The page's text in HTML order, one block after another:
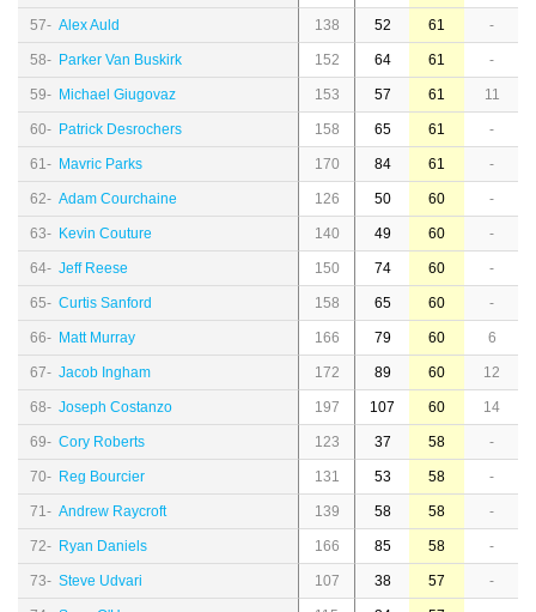
57- Alex Auld 138 52 61 -
58- Parker Van Buskirk 152 64 61 -
59- Michael Giugovaz 153 57 61 11
60- Patrick Desrochers 158 65 61 -
61- Mavric Parks 170 84 61 -
62- Adam Courchaine 126 50 60 -
63- Kevin Couture 140 49 60 -
64- Jeff Reese 150 74 60 -
65- Curtis Sanford 158 65 60 -
66- Matt Murray 166 79 60 6
67- Jacob Ingham 172 89 60 12
68- Joseph Costanzo 197 107 60 14
69- Cory Roberts 123 37 58 -
70- Reg Bourcier 131 53 58 -
71- Andrew Raycroft 139 58 58 -
72- Ryan Daniels 166 85 58 -
73- Steve Udvari 107 38 57 -